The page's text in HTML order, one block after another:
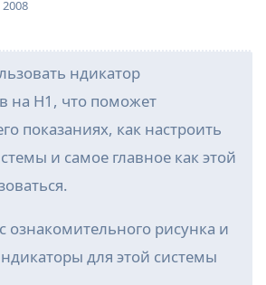
ндикатор
на Н1, что поможет
показаниях, как настроить
и самое главное как этой
ознакомительного рисунка и
для этой системы